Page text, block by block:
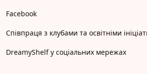
Facebook
Співпраця з клубами та освітніми
DreamyShelf у соціальних мережах